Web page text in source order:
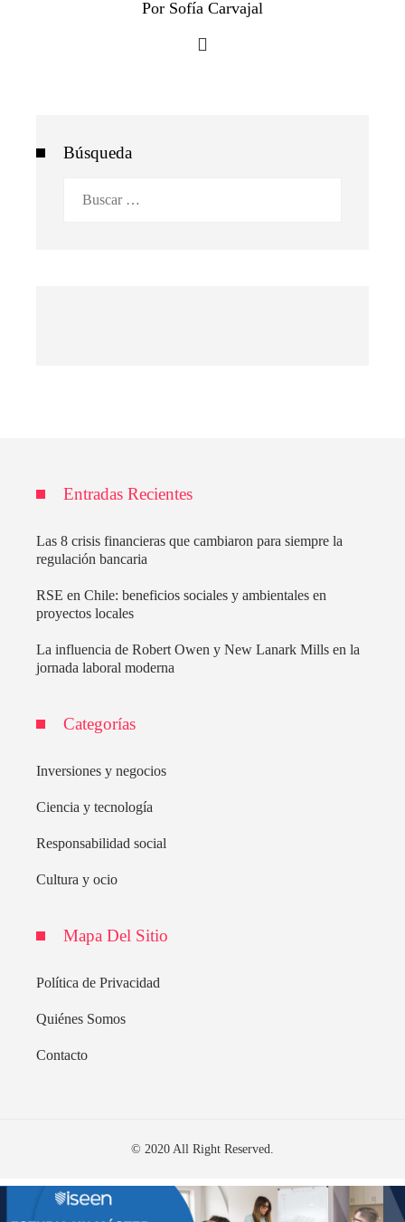
Por Sofía Carvajal
Búsqueda
Entradas Recientes
Las 8 crisis financieras que cambiaron para siempre la
regulación bancaria
RSE en Chile: beneficios sociales y ambientales en
proyectos locales
La influencia de Robert Owen y New Lanark Mills en la
jornada laboral moderna
Categorías
Inversiones y negocios
Ciencia y tecnología
Responsabilidad social
Cultura y ocio
Mapa Del Sitio
Política de Privacidad
Quiénes Somos
Contacto
© 2020 All Right Reserved.